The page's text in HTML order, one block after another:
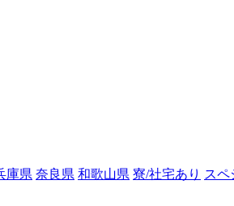
庫県 奈良県 和歌山県 寮/社宅あり スペ